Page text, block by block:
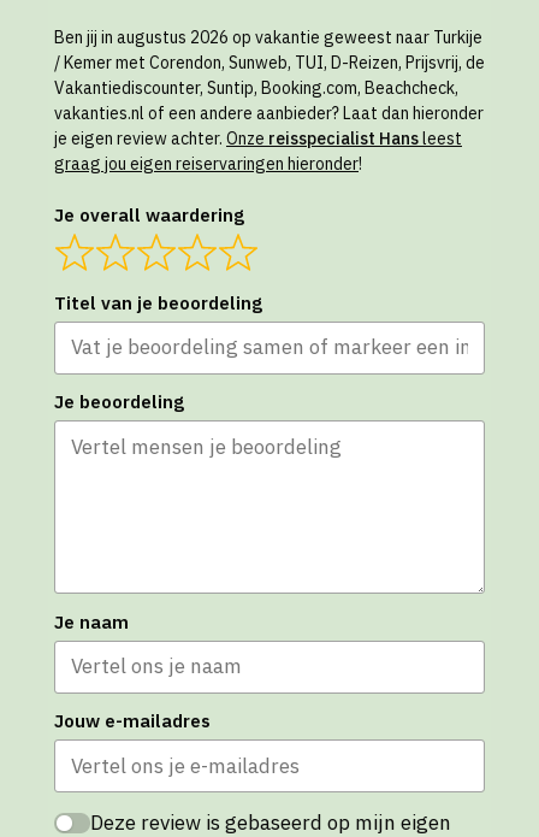
Ben jij in augustus 2026 op vakantie geweest naar Turkije
/ Kemer met Corendon, Sunweb, TUI, D-Reizen, Prijsvrij, de
Vakantiediscounter, Suntip, Booking.com, Beachcheck,
vakanties.nl of een andere aanbieder? Laat dan hieronder
je eigen review achter. Onze reisspecialist Hansleest
graag jou eigen reiservaringen hieronder!
Je overall waardering
Titel van je beoordeling
Je beoordeling
Je naam
Jouw e-mailadres
Deze review is gebaseerd op mijn eigen